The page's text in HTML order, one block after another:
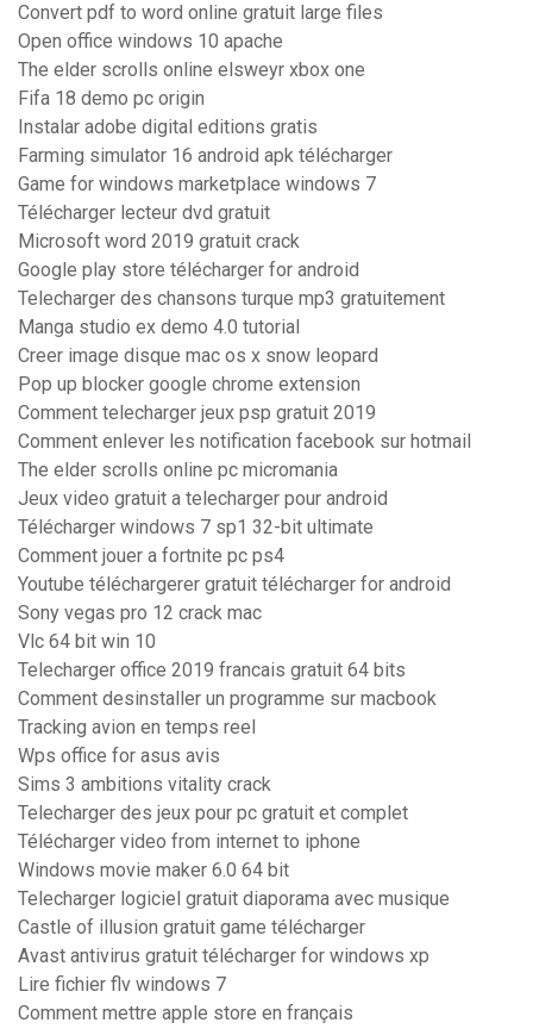
Convert pdf to word online gratuit large files
Open office windows 10 apache
The elder scrolls online elsweyr xbox one
Fifa 18 demo pc origin
Instalar adobe digital editions gratis
Farming simulator 16 android apk télécharger
Game for windows marketplace windows 7
Télécharger lecteur dvd gratuit
Microsoft word 2019 gratuit crack
Google play store télécharger for android
Telecharger des chansons turque mp3 gratuitement
Manga studio ex demo 4.0 tutorial
Creer image disque mac os x snow leopard
Pop up blocker google chrome extension
Comment telecharger jeux psp gratuit 2019
Comment enlever les notification facebook sur hotmail
The elder scrolls online pc micromania
Jeux video gratuit a telecharger pour android
Télécharger windows 7 sp1 32-bit ultimate
Comment jouer a fortnite pc ps4
Youtube téléchargerer gratuit télécharger for android
Sony vegas pro 12 crack mac
Vlc 64 bit win 10
Telecharger office 2019 francais gratuit 64 bits
Comment desinstaller un programme sur macbook
Tracking avion en temps reel
Wps office for asus avis
Sims 3 ambitions vitality crack
Telecharger des jeux pour pc gratuit et complet
Télécharger video from internet to iphone
Windows movie maker 6.0 64 bit
Telecharger logiciel gratuit diaporama avec musique
Castle of illusion gratuit game télécharger
Avast antivirus gratuit télécharger for windows xp
Lire fichier flv windows 7
Comment mettre apple store en français